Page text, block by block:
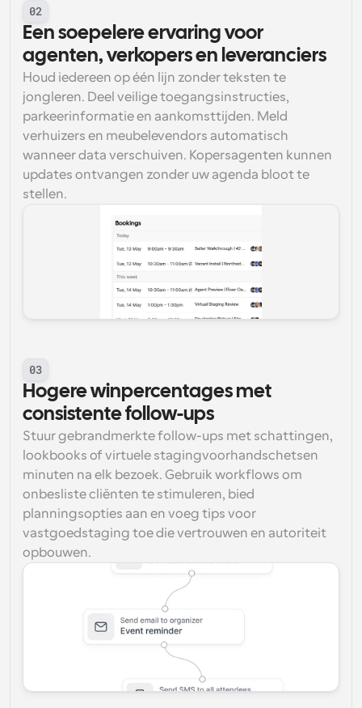
02
Een soepelere ervaring voor
agenten, verkopers en leveranciers
Houd iedereen op één lijn zonder teksten te
jongleren. Deel veilige toegangsinstructies,
parkeerinformatie en aankomsttijden. Meld
verhuizers en meubelevendors automatisch
wanneer data verschuiven. Kopersagenten kunnen
updates ontvangen zonder uw agenda bloot te
stellen.
03
Hogere winpercentages met
consistente follow-ups
Stuur gebrandmerkte follow-ups met schattingen,
lookbooks of virtuele stagingvoorhandschetsen
minuten na elk bezoek. Gebruik workflows om
onbesliste cliënten te stimuleren, bied
planningsopties aan en voeg tips voor
vastgoedstaging toe die vertrouwen en autoriteit
opbouwen.